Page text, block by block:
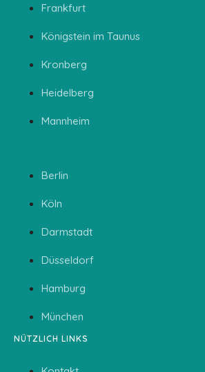
Frankfurt
Königstein im Taunus
Kronberg
Heidelberg
Mannheim
Berlin
Köln
Darmstadt
Düsseldorf
Hamburg
München
NÜTZLICH LINKS